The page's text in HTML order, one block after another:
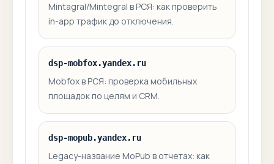
Mintagral/Mintegral в РСЯ: как проверить
in-app трафик до отключения.
dsp-mobfox.yandex.ru
Mobfox в РСЯ: проверка мобильных
площадок по целям и CRM.
dsp-mopub.yandex.ru
Legacy-название MoPub в отчетах: как